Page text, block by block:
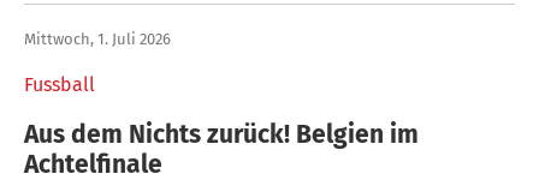
Fussball
Mittwoch, 1. Juli 2026
Aus dem Nichts zurück! Belgien im
Achtelfinale